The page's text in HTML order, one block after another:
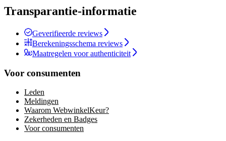
Transparantie-informatie
Geverifieerde reviews
Berekeningsschema reviews
Maatregelen voor authenticiteit
Voor consumenten
Leden
Meldingen
Waarom WebwinkelKeur?
Zekerheden en Badges
Voor consumenten